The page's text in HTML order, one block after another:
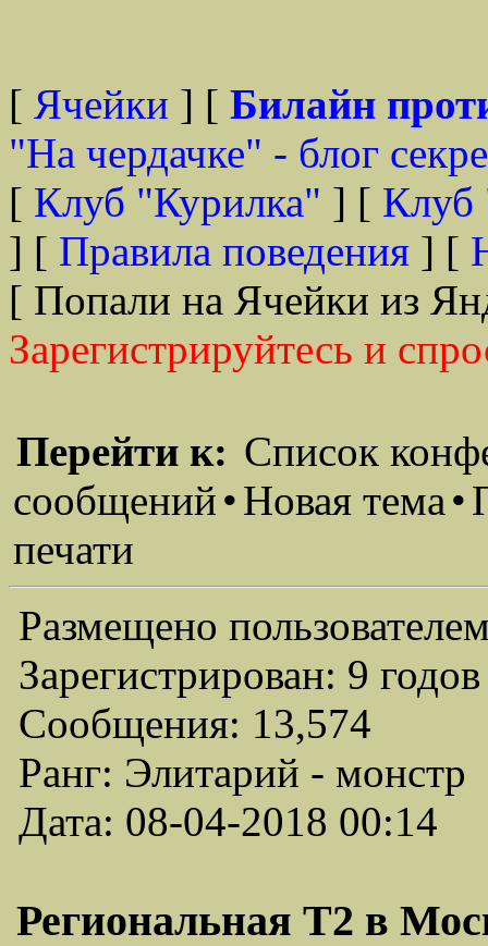
[ Ячейки ] [ Билайн
"На чердачке" - блог
[ Клуб "Курилка" ] [ Клуб
] [ Правила поведения ] [
[ Попали на Ячейки из
Зарегистрируйтесь и
Перейти к: Список
сообщений•Новая тема•
печати
Размещено
Зарегистрирован: 9
Сообщения: 13,574
Ранг: Элитарий - монстр
Дата: 08-04-2018 00:14
Региональная Т2 в